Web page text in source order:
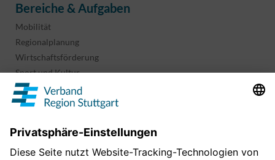
Bereiche & Aufgaben
Mobilität
Regionalplanung
Wirtschaftsförderung
Sport und Kultur
Projekte & Programme
Überblick